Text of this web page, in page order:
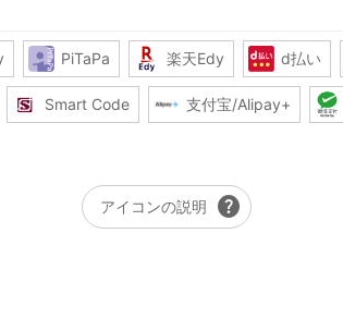
PiTaPa 楽天Edy d払い
Smart Code 支付宝/Alipay+
アイコンの説明 help